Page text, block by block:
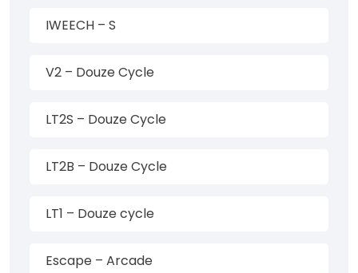
IWEECH – S
V2 – Douze Cycle
LT2S – Douze Cycle
LT2B – Douze Cycle
LT1 – Douze cycle
Escape – Arcade